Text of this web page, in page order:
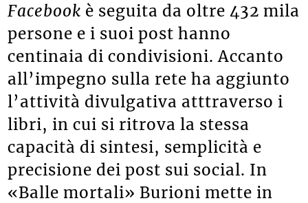
Facebook è seguita da oltre 432 mila
persone e i suoi post hanno
centinaia di condivisioni. Accanto
all’impegno sulla rete ha aggiunto
l’attività divulgativa atttraverso i
libri, in cui si ritrova la stessa
capacità di sintesi, semplicità e
precisione dei post sui social. In
«Balle mortali» Burioni mette in